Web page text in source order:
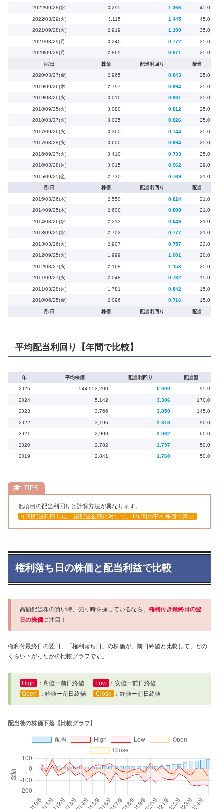
2022/09/28(水) 3,295 1.366 45.0
2022/03/29(火) 3,115 1.445 45.0
2021/09/28(火) 2,919 1.199 35.0
2021/03/29(月) 3,240 0.772 25.0
2020/09/28(月) 2,869 0.871 25.0
月/日 株価 配当利回り 配当
2020/03/27(金) 2,965 0.843 25.0
2019/09/26(木) 2,797 0.894 25.0
2019/03/26(火) 3,010 0.831 25.0
2018/09/25(火) 3,080 0.812 25.0
2018/03/27(火) 3,025 0.826 25.0
2017/09/26(火) 3,360 0.744 25.0
2017/03/28(火) 3,600 0.694 25.0
2016/09/27(火) 3,410 0.733 25.0
2016/03/28(月) 3,015 0.962 29.0
2015/09/25(金) 2,730 0.769 21.0
月/日 株価 配当利回り 配当
2015/03/26(木) 2,550 0.824 21.0
2014/09/25(木) 2,600 0.808 21.0
2014/03/26(水) 2,213 0.949 21.0
2013/09/25(水) 2,702 0.777 21.0
2013/03/26(火) 2,907 0.757 22.0
2012/09/25(火) 1,999 1.001 20.0
2012/03/27(火) 2,168 1.153 25.0
2011/09/27(火) 2,048 0.732 15.0
2011/03/28(月) 1,781 0.842 15.0
2010/06/25(金) 2,096 0.716 15.0
月/日 株価 配当利回り 配当
平均配当利回り【年間で比較】
年 平均株価 配当利回り 配当額
2025 544,952,200 0.000 95.0
2024 5,142 3.306 170.0
2023 3,766 3.850 145.0
2022 3,196 2.816 90.0
2021 2,909 2.062 60.0
2020 2,782 1.797 50.0
2019 2,841 1.760 50.0
他項目の配当利回りと計算方法が異なります。
年間配当利回りは、総配当金額に対して、1年間の平均株価で算出
権利落ち日の株価と配当利益で比較
高額配当株の買い時、売り時を探しているなら、 権利付き最終日の翌
日の株価に注目！
権利付最終日の翌日、「権利落ち日」の株価が、前日終値と比較して、どの
くらい下がったかの比較グラフです。
High ：高値ー前日終値 Low
：安値ー前日終値
Open
：始値ー前日終値 Close ：終値ー前日終値